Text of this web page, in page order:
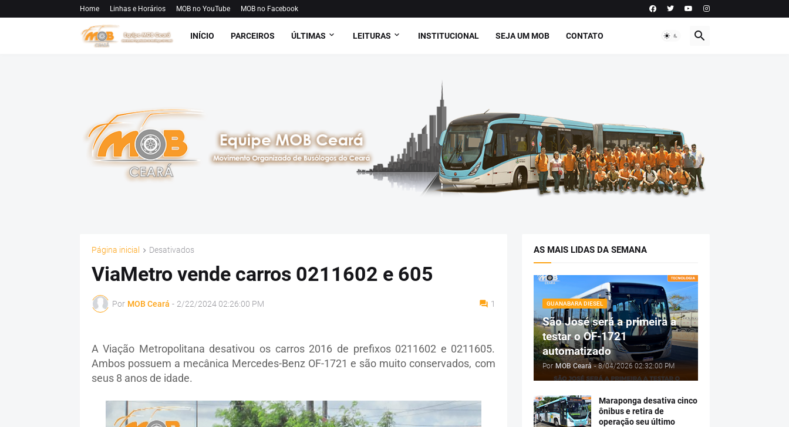
Home Linhas e Horários MOB no YouTube MOB no Facebook
INÍCIO PARCEIROS ÚLTIMAS LEITURAS INSTITUCIONAL SEJA UM MOB CONTATO
Página inicial Desativados
ViaMetro vende carros 0211602 e 605
Por MOB Ceará - 2/22/2024 02:26:00 PM 1
A Viação Metropolitana desativou os carros 2016 de prefixos 0211602 e 0211605.
Ambos possuem a mecânica Mercedes-Benz OF-1721 e são muito conservados, com
seus 8 anos de idade.
AS MAIS LIDAS DA SEMANA
GUANABARA DIESEL
São José será a primeira a
testar o OF-1721
automatizado
Por MOB Ceará - 8/04/2026 02:32:00 PM
Maraponga desativa cinco
ônibus e retira de
operação seu último